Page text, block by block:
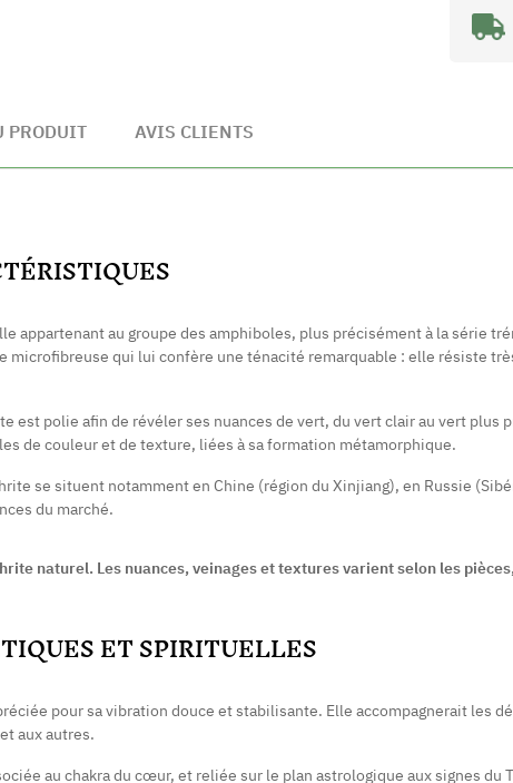
PRODUIT AVIS CLIENTS
appartenant au groupe des amphiboles, plus précisément à la série
microfibreuse qui lui confère une ténacité remarquable : elle résiste
est polie afin de révéler ses nuances de vert, du vert clair au vert
de couleur et de texture, liées à sa formation métamorphique.
se situent notamment en Chine (région du Xinjiang), en Russie
du marché.
naturel. Les nuances, veinages et textures varient selon les
ET SPIRITUELLES
pour sa vibration douce et stabilisante. Elle accompagnerait les
aux autres.
au chakra du cœur, et reliée sur le plan astrologique aux signes du